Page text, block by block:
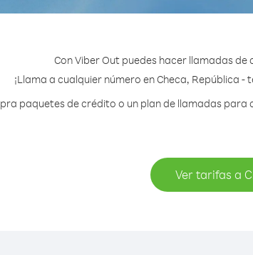
Con Viber Out puedes hacer llamadas
¡Llama a cualquier número en Checa, República
paquetes de crédito o un plan de llamadas
Ver tarifas a